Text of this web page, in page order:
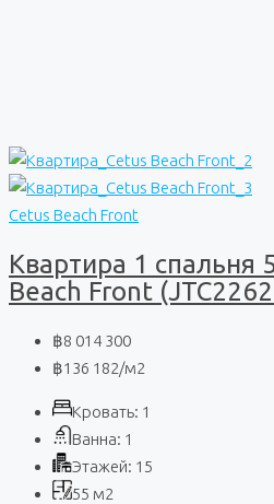
Cetus Beach Front
Квартира 1 спальня
Beach Front
฿8 014 300
฿136 182/м2
Кровать: 1
Ванна: 1
Этажей: 15
55 м2